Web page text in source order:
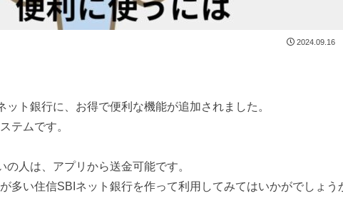
2024.09.16
ト銀行に、お得で便利な機能が追加されました。
テムです。
人は、アプリから送金可能です。
多い住信SBIネット銀行を作って利用してみてはいかがでしょう